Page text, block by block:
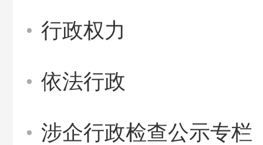
行政权力
依法行政
涉企行政检查公示专栏